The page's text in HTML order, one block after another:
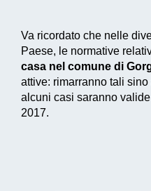
Va ricordato che nelle
Paese, le normative
casa nel comune di
attive: rimarranno tali
alcuni casi saranno
2017.